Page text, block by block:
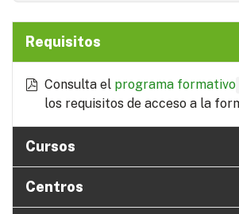
Requisitos
Consulta el programa formativo
los requisitos de acceso a la
Cursos
Centros